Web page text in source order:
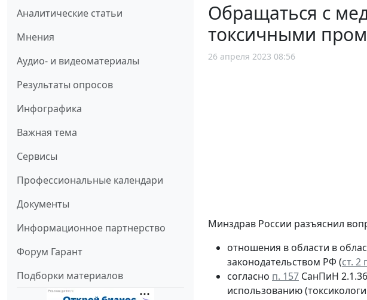
Аналитические статьи
Мнения
Аудио- и видеоматериалы
Результаты опросов
Инфографика
Важная тема
Сервисы
Профессиональные календари
Документы
Информационное партнерство
Форум Гарант
Подборки материалов
Обращаться с
токсичными
26 апреля 2023 08:56
Минздрав России разъяснил
отношения в области в
законодательством РФ (ст.
согласно п. 157 СанПиН
использованию